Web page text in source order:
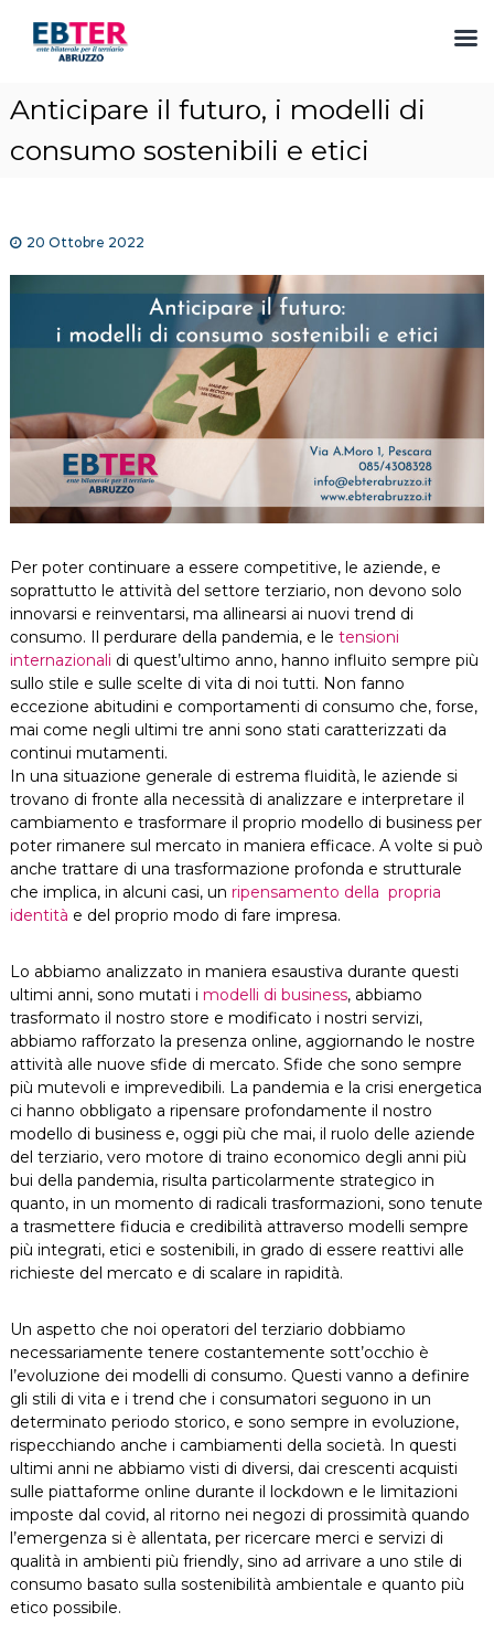
Anticipare il futuro, i modelli di
consumo sostenibili e etici
20 Ottobre 2022
Per poter continuare a essere competitive, le aziende, e
soprattutto le attività del settore terziario, non devono solo
innovarsi e reinventarsi, ma allinearsi ai nuovi trend di
consumo. Il perdurare della pandemia, e le tensioni
internazionali di quest’ultimo anno, hanno influito sempre più
sullo stile e sulle scelte di vita di noi tutti. Non fanno
eccezione abitudini e comportamenti di consumo che, forse,
mai come negli ultimi tre anni sono stati caratterizzati da
continui mutamenti.
In una situazione generale di estrema fluidità, le aziende si
trovano di fronte alla necessità di analizzare e interpretare il
cambiamento e trasformare il proprio modello di business per
poter rimanere sul mercato in maniera efficace. A volte si può
anche trattare di una trasformazione profonda e strutturale
che implica, in alcuni casi, un ripensamento della propria
identità e del proprio modo di fare impresa.
Lo abbiamo analizzato in maniera esaustiva durante questi
ultimi anni, sono mutati i modelli di business, abbiamo
trasformato il nostro store e modificato i nostri servizi,
abbiamo rafforzato la presenza online, aggiornando le nostre
attività alle nuove sfide di mercato. Sfide che sono sempre
più mutevoli e imprevedibili. La pandemia e la crisi energetica
ci hanno obbligato a ripensare profondamente il nostro
modello di business e, oggi più che mai, il ruolo delle aziende
del terziario, vero motore di traino economico degli anni più
bui della pandemia, risulta particolarmente strategico in
quanto, in un momento di radicali trasformazioni, sono tenute
a trasmettere fiducia e credibilità attraverso modelli sempre
più integrati, etici e sostenibili, in grado di essere reattivi alle
richieste del mercato e di scalare in rapidità.
Un aspetto che noi operatori del terziario dobbiamo
necessariamente tenere costantemente sott’occhio è
l’evoluzione dei modelli di consumo. Questi vanno a definire
gli stili di vita e i trend che i consumatori seguono in un
determinato periodo storico, e sono sempre in evoluzione,
rispecchiando anche i cambiamenti della società. In questi
ultimi anni ne abbiamo visti di diversi, dai crescenti acquisti
sulle piattaforme online durante il lockdown e le limitazioni
imposte dal covid, al ritorno nei negozi di prossimità quando
l’emergenza si è allentata, per ricercare merci e servizi di
qualità in ambienti più friendly, sino ad arrivare a uno stile di
consumo basato sulla sostenibilità ambientale e quanto più
etico possibile.